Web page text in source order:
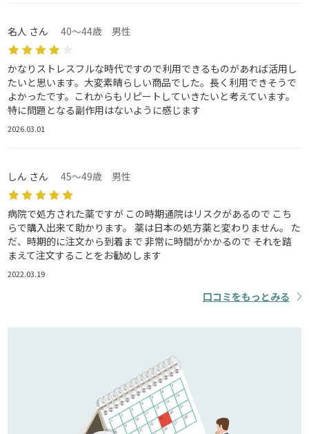
名人 さん 40～44歳 男性
かなりストレスフルな時代ですので利用できるものがあれば活用し
たいと思います。大変素晴らしい商品でした。長く利用できそうで
よかったです。これからもリピートしていきたいと考えています。
特に問題となる副作用はないように感じます
2026.03.01
しん さん 45～49歳 男性
病院で処方された薬ですが この時期通院はリスクがあるので こち
らで購入出来て助かります。 薬は日本の処方薬と変わりません。 た
だ、時期的に注文から到着まで 非常に時間がかかるので それを踏
まえて注文することをお勧めします
2022.03.19
口コミをもっとみる